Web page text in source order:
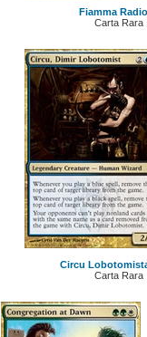
Fiamma
Carta Rara
Circu
Carta Rara